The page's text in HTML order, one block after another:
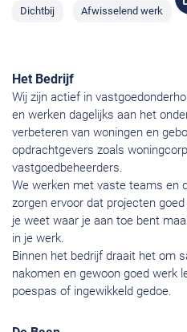
Dichtbij Afwisselend werk
Het Bedrijf
Wij zijn actief in
en werken dagelijks aan het
verbeteren van woningen en
opdrachtgevers zoals
vastgoedbeheerders.
We werken met vaste teams en
zorgen ervoor dat projecten
je weet waar je aan toe bent
in je werk.
Binnen het bedrijf draait het om
nakomen en gewoon goed werk
poespas of ingewikkeld gedoe.